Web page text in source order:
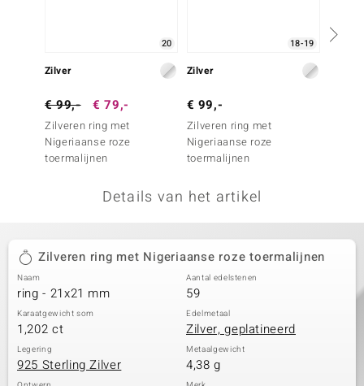
Collection
20
Zilver
€ 99,- € 79,-
Zilveren ring met
Nigeriaanse roze
toermalijnen
18-19
Zilver
€ 99,-
Zilveren ring met
Nigeriaanse roze
toermalijnen
Details van het artikel
Zilveren ring met Nigeriaanse roze toermalijnen
Naam
ring - 21x21 mm
Aantal edelstenen
59
Karaatgewicht som
1,202 ct
Edelmetaal
Zilver, geplatineerd
Legering
925 Sterling Zilver
Metaalgewicht
4,38 g